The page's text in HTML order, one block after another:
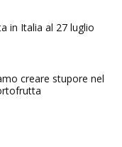
in Italia al 27 luglio
creare stupore nel